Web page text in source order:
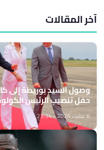
آخر المقالات
وصول السيد بوريطة إلى
حفل تنصيب الرئيس
6 غشت 2026 - 23:34